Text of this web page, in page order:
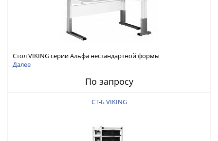
Стол VIKING серии Альфа нестандартной формы
Далее
По запросу
СТ-Б VIKING